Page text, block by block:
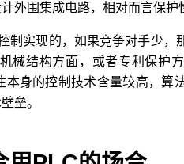
外围集成电路，相对而言保护
制实现的，如果竞争对手少，
械结构方面，或者专利保护
身的控制技术含量较高，算
垒。